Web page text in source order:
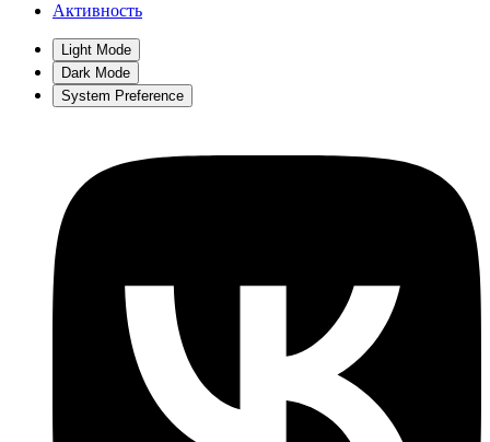
Активность
Light Mode
Dark Mode
System Preference